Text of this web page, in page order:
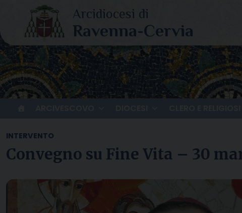
content
INTERVENTO
Convegno su Fine Vita – 30